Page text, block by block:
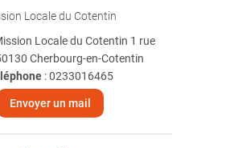
Locale du Cotentin
Locale du Cotentin 1 rue
Cherbourg-en-Cotentin
:0233016465
Envoyer un mail